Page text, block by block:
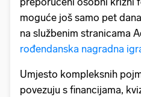
moguće još samo pet
na službenim stranicama
rođendanska nagradna
Umjesto kompleksnih
povezuju s financijama,